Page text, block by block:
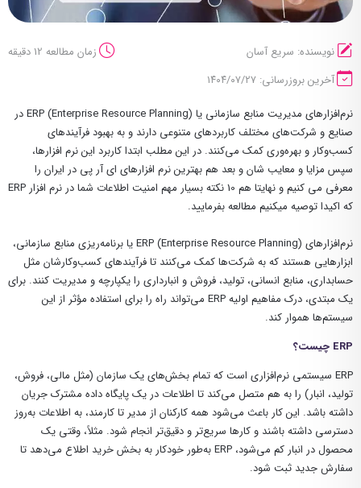
نویسنده: سریع آسان
زمان مطالعه 12 دقیقه
آخرین بروزرسانی: ۱۴۰۴/۰۷/۲۷
نرم‌افزارهای مدیریت منابع سازمانی یا ERP (Enterprise Resource Planning) در
صنایع و شرکت‌های مختلف کاربردهای متنوعی دارند و به بهبود فرآیندهای
کسب‌وکار و بهره‌وری کمک می‌کنند. در این مطلب ابتدا کاربرد این نرم افزارها،
سپس مزایا و معایب شان و بعد هم بهترین نرم افزارهای ای آر پی در ایران را
معرفی می کنیم و نهایتا هم 10 نکته بسیار مهم امنیت اطلاعات شما در نرم افزار ERP
که اکیدا توصیه میکنیم مطالعه بفرمایید.
نرم‌افزارهای ERP (Enterprise Resource Planning) یا برنامه‌ریزی منابع سازمانی،
ابزارهایی هستند که به شرکت‌ها کمک می‌کنند تا فرآیندهای کسب‌وکارشان مثل
حسابداری، منابع انسانی، تولید، فروش و انبارداری را یکپارچه و مدیریت کنند. برای
یک مبتدی، درک مفاهیم اولیه ERP می‌تواند راه را برای استفاده مؤثر از این
سیستم‌ها هموار کند.
ERP چیست؟
ERP سیستمی نرم‌افزاری است که تمام بخش‌های یک سازمان (مثل مالی، فروش،
تولید، انبار) را به هم متصل می‌کند تا اطلاعات در یک پایگاه داده مشترک جریان
داشته باشد. این کار باعث می‌شود همه کارکنان از مدیر تا کارمند، به اطلاعات به‌روز
دسترسی داشته باشند و کارها سریع‌تر و دقیق‌تر انجام شود. مثلاً، وقتی یک
محصول در انبار کم می‌شود، ERP به‌طور خودکار به بخش خرید اطلاع می‌دهد تا
سفارش جدید ثبت شود.